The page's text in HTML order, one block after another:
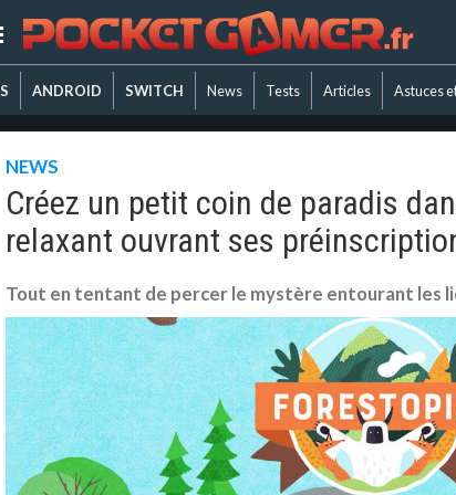
ANDROID SWITCH News Tests Articles Astuces
NEWS
Créez un petit coin de paradis
relaxant ouvrant ses
Tout en tentant de percer le mystère entourant les